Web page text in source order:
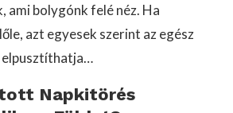
ami bolygónk felé néz. Ha
azt egyesek szerint az egész
elpusztíthatja…
Napkitörés